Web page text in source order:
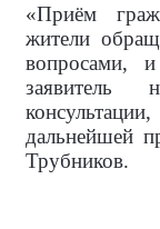
«Приём
жители
вопросами,
заявитель
дальнейшей
Трубников.